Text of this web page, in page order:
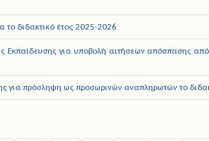
το διδακτικό έτος 2025-2026
Εκπαίδευσης για υποβολή αιτήσεων απόσπασης
πρόσληψη ως προσωρινών αναπληρωτών το